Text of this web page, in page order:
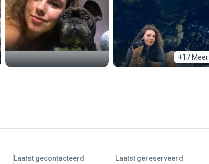
+17 Meer
Laatst gecontacteerd Laatst gereserveerd